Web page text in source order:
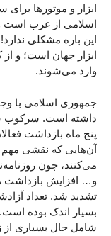
ابزار و موتورها
اسلامی از غرب است و
این باره مشکلی
ابزار جهان است؛ و از
وارد می‌شوند.
جمهوری اسلامی با
داشته است. سرکوب
پنج ماه بازداشت
آن‌هایی که نقشی مهم
می‌کنند، چون
و… افزایش بازداشت
تشدید شد. تعداد
بسیار اندک بوده است.
شامل حال بسیاری از